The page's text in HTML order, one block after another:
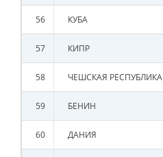
56 КУБА
57 КИПР
58 ЧЕШСКАЯ РЕСПУБЛИКА
59 БЕНИН
60 ДАНИЯ